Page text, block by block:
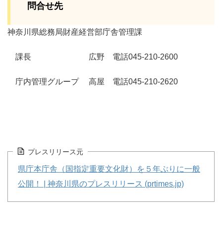
問合せ先
神奈川県総務局財産経営部庁舎管理課
課長 広野 電話045-210-2600
庁内管理グループ 高屋 電話045-210-2620
プレスリリース元
県庁本庁舎（国指定重要文化財）を５年ぶりに一般
公開！ | 神奈川県のプレスリリース (prtimes.jp)